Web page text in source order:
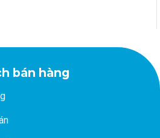
bán hàng